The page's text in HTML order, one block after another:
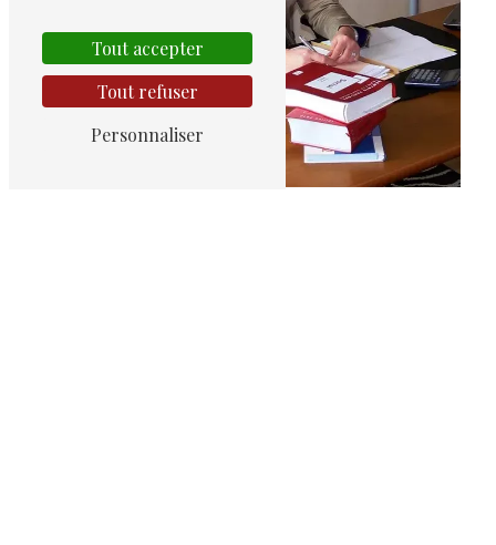
Tout accepter
Tout refuser
Personnaliser